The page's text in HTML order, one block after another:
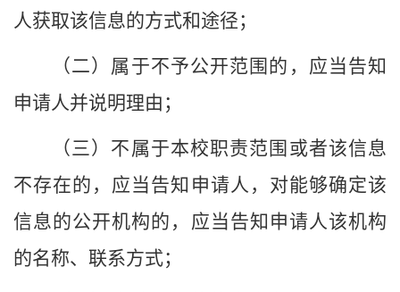
人获取该信息的方式和途径；
（二）属于不予公开范围的，应当告知
申请人并说明理由；
（三）不属于本校职责范围或者该信息
不存在的，应当告知申请人，对能够确定该
信息的公开机构的，应当告知申请人该机构
的名称、联系方式；